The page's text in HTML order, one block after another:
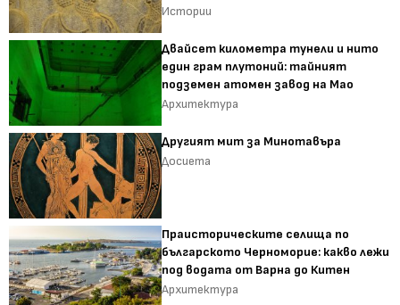
Истории
Двайсет километра тунели и нито
един грам плутоний: тайният
подземен атомен завод на Мао
Архитектура
Другият мит за Минотавъра
Досиета
Праисторическите селища по
българското Черноморие: какво лежи
под водата от Варна до Китен
Архитектура